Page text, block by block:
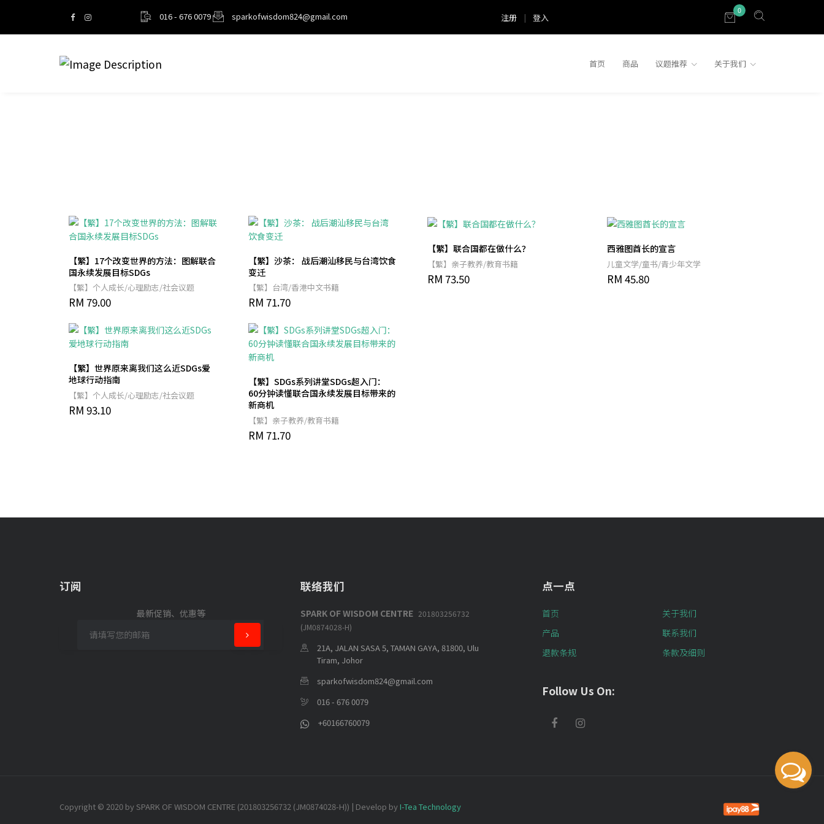
016 - 676 0079 sparkofwisdom824@gmail.com 注册 | 登入
0
首页 商品 议题推荐 关于我们
【繁】17个改变世界的方法：图解联合
国永续发展目标SDGs
【繁】个人成长/心理励志/社会议题
RM 79.00
【繁】沙茶： 战后潮汕移民与台湾饮食
变迁
【繁】台湾/香港中文书籍
RM 71.70
【繁】联合国都在做什么？
【繁】亲子教养/教育书籍
RM 73.50
西雅图酋长的宣言
儿童文学/童书/青少年文学
RM 45.80
【繁】世界原来离我们这么近SDGs爱
地球行动指南
【繁】个人成长/心理励志/社会议题
RM 93.10
【繁】SDGs系列讲堂SDGs超入门：
60分钟读懂联合国永续发展目标带来的
新商机
【繁】亲子教养/教育书籍
RM 71.70
订阅
最新促销、优惠等
联络我们
SPARK OF WISDOM CENTRE 201803256732
(JM0874028-H)
21A, JALAN SASA 5, TAMAN GAYA, 81800, Ulu
Tiram, Johor
sparkofwisdom824@gmail.com
016 - 676 0079
+60166760079
点一点
首页
关于我们
产品
联系我们
退款条规
条款及细则
Follow Us On:
Copyright © 2020 by SPARK OF WISDOM CENTRE (201803256732 (JM0874028-H)) | Develop byI-Tea Technology